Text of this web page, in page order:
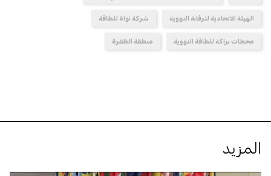
الهيئة الاتحادية للرقابة النووية شركة نواة للطاقة
محطات براكة للطاقة النووية منطقة الظفرة
المزيد